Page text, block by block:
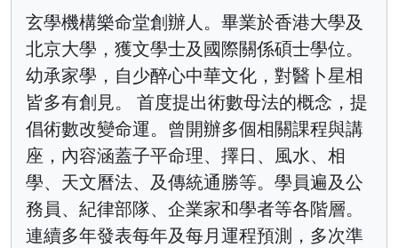
玄學機構樂命堂創辦人。畢業於香港大學及
北京大學，獲文學士及國際關係碩士學位。
幼承家學，自少醉心中華文化，對醫卜星相
皆多有創見。 首度提出術數母法的概念，提
倡術數改變命運。曾開辦多個相關課程與講
座，內容涵蓋子平命理、擇日、風水、相
學、天文曆法、及傳統通勝等。學員遍及公
務員、紀律部隊、企業家和學者等各階層。
連續多年發表每年及每月運程預測，多次準